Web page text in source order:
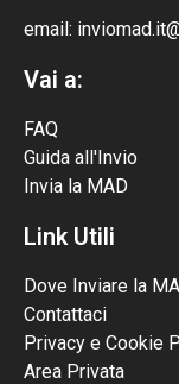
email:
Vai a:
FAQ
Guida all'Invio
Invia la MAD
Link Utili
Dove Inviare la
Contattaci
Privacy e Cookie
Area Privata